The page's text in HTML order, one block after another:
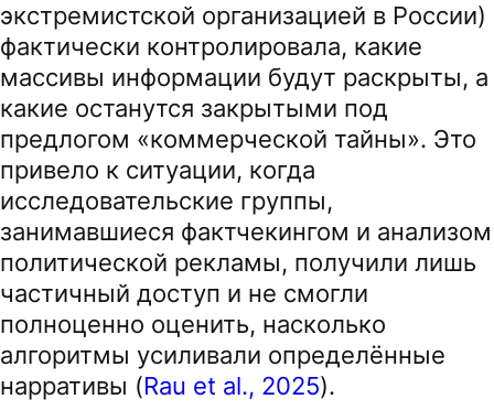
экстремистской организацией в России)
фактически контролировала, какие
массивы информации будут раскрыты, а
какие останутся закрытыми под
предлогом «коммерческой тайны». Это
привело к ситуации, когда
исследовательские группы,
занимавшиеся фактчекингом и анализом
политической рекламы, получили лишь
частичный доступ и не смогли
полноценно оценить, насколько
алгоритмы усиливали определённые
нарративы (Rau et al., 2025).